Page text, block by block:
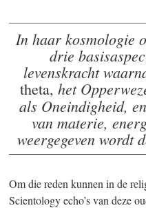
In haar kosmologie
drie
levenskracht
theta, het
als Oneindigheid,
van materie,
weergegeven wordt
Om die reden kunnen in de
Scientology echo’s van deze